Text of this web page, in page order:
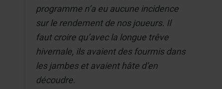
programme n’a eu aucune incidence
sur le rendement de nos joueurs. Il
faut croire qu’avec la longue trêve
hivernale, ils avaient des fourmis dans
les jambes et avaient hâte d’en
découdre.